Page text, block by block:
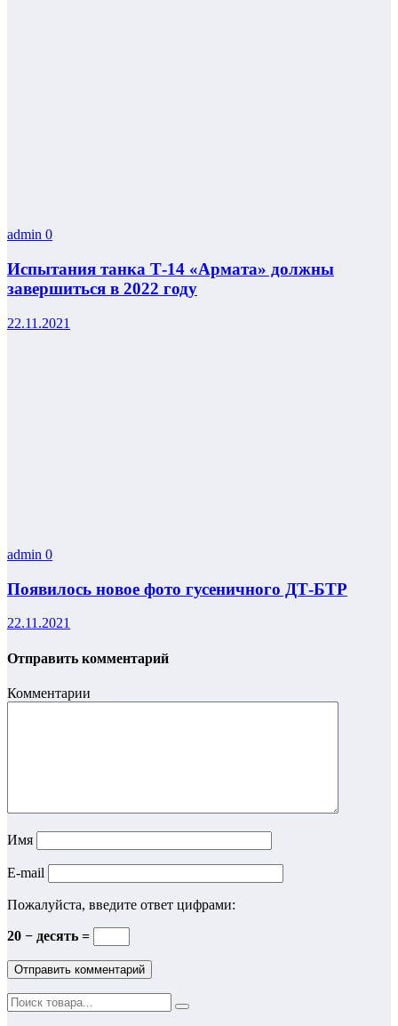
admin 0
Испытания танка Т-14 «Армата» должны
завершиться в 2022 году
22.11.2021
admin 0
Появилось новое фото гусеничного ДТ-БТР
22.11.2021
Отправить комментарий
Комментарии
Имя
E-mail
Пожалуйста, введите ответ цифрами:
20 − десять =